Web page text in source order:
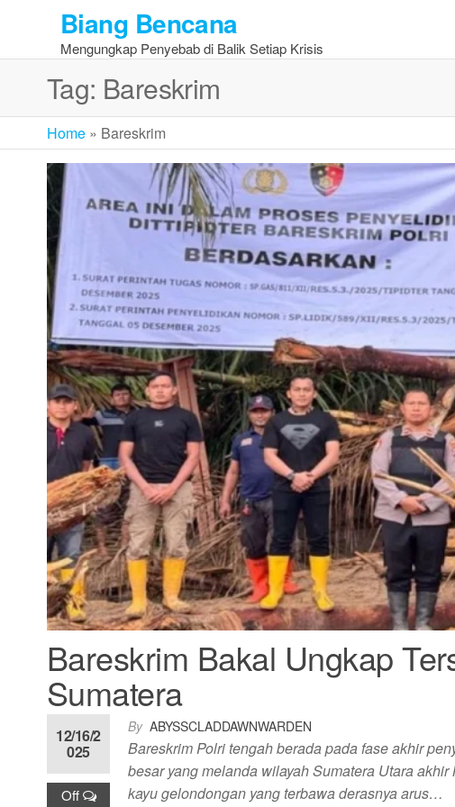
the
Biang Bencana
Mengungkap Penyebab di Balik Setiap Krisis
Tag: Bareskrim
Home » Bareskrim
Bareskrim Bakal Ungkap
Sumatera
By ABYSSCLADDAWNWARDEN
12/16/2
025
Off
Bareskrim Polri tengah berada pada fase akhir
besar yang melanda wilayah Sumatera Utara
kayu gelondongan yang terbawa derasnya arus…